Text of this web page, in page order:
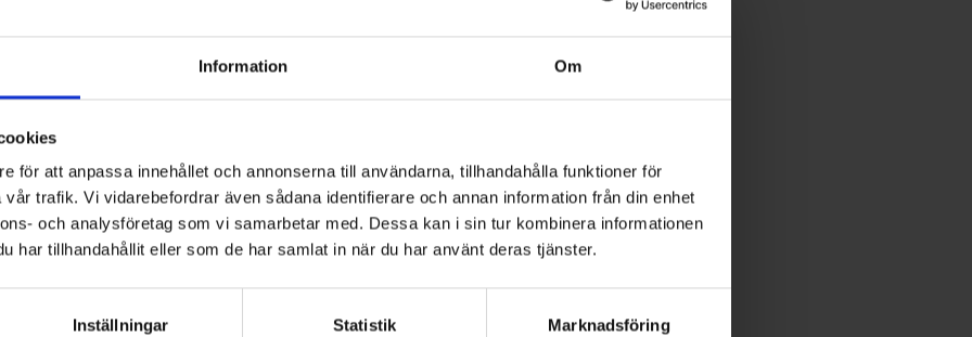
Information Om
för att anpassa innehållet och annonserna till användarna, tillhandahålla funktioner för
trafik. Vi vidarebefordrar även sådana identifierare och annan information från din enhet
och analysföretag som vi samarbetar med. Dessa kan i sin tur kombinera informationen
har tillhandahållit eller som de har samlat in när du har använt deras tjänster.
Inställningar Statistik Marknadsföring
Rör
i Västsverige
vara en
60 miljoner kronor samt
och tekniska kompetens
De nuvarande
i Tedge.
samhällsutveckling
KALENDER
23 Aug, 2026
17th IIR-Gustav Lorentzen Conference
Hamilton, Nya Zeeland
17 Sep, 2026
Markaryd, Sverige